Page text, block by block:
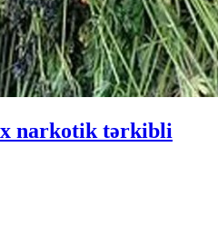
narkotik tərkibli